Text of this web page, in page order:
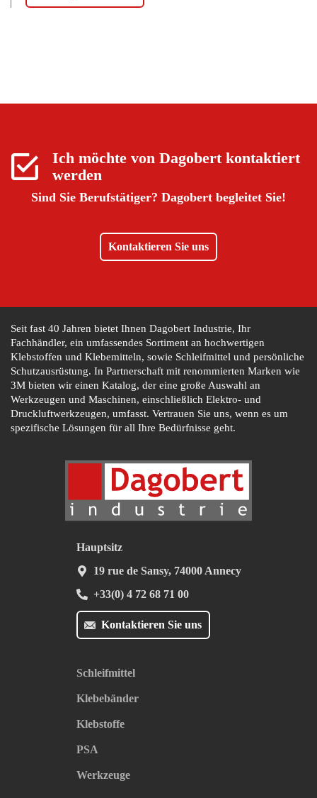
Ich möchte von Dagobertkontaktiert
werden
Sind Sie Berufstätiger? Dagobert begleitet Sie!
Kontaktieren Sie uns
Seit fast 40 Jahren bietet Ihnen Dagobert Industrie, Ihr
Fachhändler, ein umfassendes Sortiment an hochwertigen
Klebstoffen und Klebemitteln, sowie Schleifmittel und persönliche
Schutzausrüstung. In Partnerschaft mit renommierten Marken wie
3M bieten wir einen Katalog, der eine große Auswahl an
Werkzeugen und Maschinen, einschließlich Elektro- und
Druckluftwerkzeugen, umfasst. Vertrauen Sie uns, wenn es um
spezifische Lösungen für all Ihre Bedürfnisse geht.
Kontaktieren Sie uns
Hauptsitz
19 rue de Sansy, 74000 Annecy
+33(0) 4 72 68 71 00
Schleifmittel
Klebebänder
Klebstoffe
PSA
Werkzeuge